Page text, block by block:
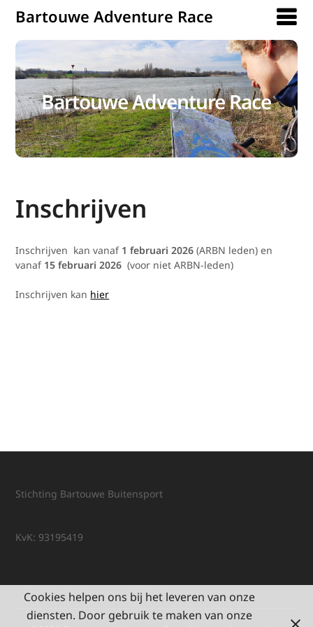
Bartouwe Adventure Race
Bartouwe Adventure Race
Inschrijven
Inschrijven kan vanaf 1 februari 2026 (ARBN leden) en
vanaf 15 februari 2026 (voor niet ARBN-leden)
Inschrijven kan hier
Stichting Bartouwe Buitensport
KvK: 93195419
Cookies helpen ons bij het leveren van onze
diensten. Door gebruik te maken van onze